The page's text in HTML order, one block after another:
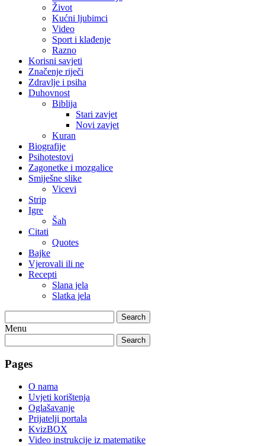
Život
Kućni ljubimci
Video
Sport i klađenje
Razno
Korisni savjeti
Značenje riječi
Zdravlje i psiha
Duhovnost
Biblija
Stari zavjet
Novi zavjet
Kuran
Biografije
Psihotestovi
Zagonetke i mozgalice
Smiješne slike
Vicevi
Strip
Igre
Šah
Citati
Quotes
Bajke
Vjerovali ili ne
Recepti
Slana jela
Slatka jela
Search
Menu
Search
Pages
O nama
Uvjeti korištenja
Oglašavanje
Prijatelji portala
KvizBOX
Video instrukcije iz matematike